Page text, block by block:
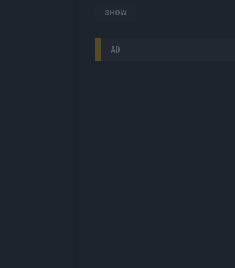
SHOW
AD